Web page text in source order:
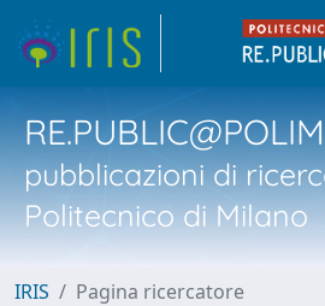
pubblicazioni di
Politecnico di Milano
IRIS Pagina ricercatore